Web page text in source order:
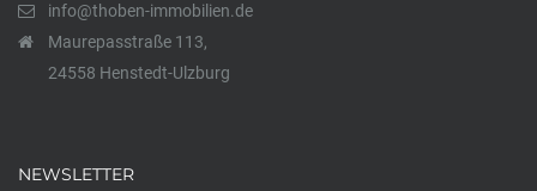
info@thoben-immobilien.de
Maurepasstraße 113,
24558 Henstedt-Ulzburg
NEWSLETTER